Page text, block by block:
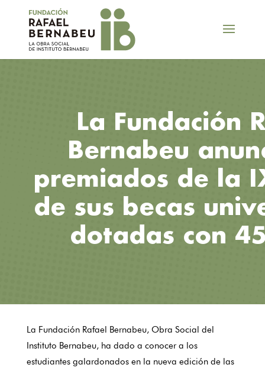
La Fundación
Bernabeu
premiados de la
de sus becas
dotadas con
La Fundación Rafael Bernabeu, Obra Social del
Instituto Bernabeu, ha dado a conocer a los
estudiantes galardonados en la nueva edición de las